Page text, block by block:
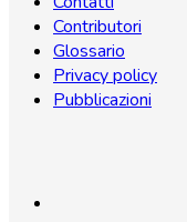
Contributori
Glossario
Privacy policy
Pubblicazioni